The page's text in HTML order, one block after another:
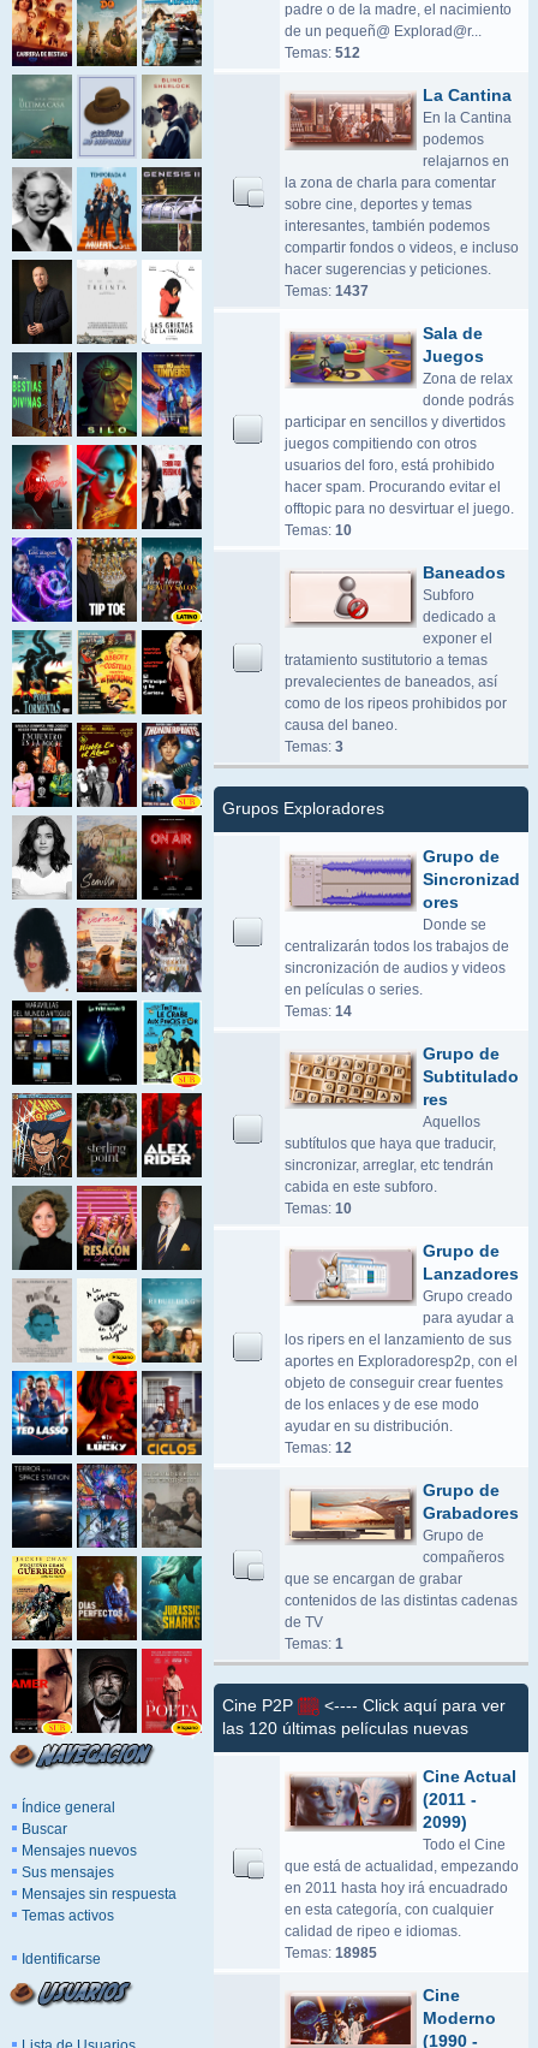
Índice general
Buscar
Mensajes nuevos
Sus mensajes
Mensajes sin respuesta
Temas activos
Identificarse
padre o de la madre, el nacimiento
de un pequeñ@ Explorad@r...
Temas: 512
La Cantina
En la Cantina
podemos
relajarnos en
la zona de charla para comentar
sobre cine, deportes y temas
interesantes, también podemos
compartir fondos o videos, e incluso
hacer sugerencias y peticiones.
Temas: 1437
Sala de
Juegos
Zona de relax
donde podrás
participar en sencillos y divertidos
juegos compitiendo con otros
usuarios del foro, está prohibido
hacer spam. Procurando evitar el
offtopic para no desvirtuar el juego.
Temas: 10
Baneados
Subforo
dedicado a
exponer el
tratamiento sustitutorio a temas
prevalecientes de baneados, así
como de los ripeos prohibidos por
causa del baneo.
Temas: 3
Grupos Exploradores
Grupo de
Sincronizad
ores
Donde se
centralizarán todos los trabajos de
sincronización de audios y videos
en películas o series.
Temas: 14
Grupo de
Subtitulado
res
Aquellos
subtítulos que haya que traducir,
sincronizar, arreglar, etc tendrán
cabida en este subforo.
Temas: 10
Grupo de
Lanzadores
Grupo creado
para ayudar a
los ripers en el lanzamiento de sus
aportes en Exploradoresp2p, con el
objeto de conseguir crear fuentes
de los enlaces y de ese modo
ayudar en su distribución.
Temas: 12
Grupo de
Grabadores
Grupo de
compañeros
que se encargan de grabar
contenidos de las distintas cadenas
de TV
Temas: 1
Cine P2P
<---- Click aquí para ver
las 120 últimas películas nuevas
Cine Actual
(2011 -
2099)
Todo el Cine
que está de actualidad, empezando
en 2011 hasta hoy irá encuadrado
en esta categoría, con cualquier
calidad de ripeo e idiomas.
Temas: 18985
Cine
Moderno
(1990 -